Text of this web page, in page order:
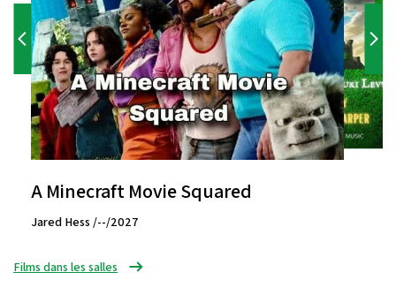
A Minecraft Movie Squared
Jared Hess /--/2027
Films dans les salles